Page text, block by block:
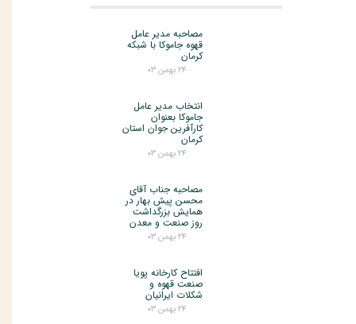
مصاحبه مدیر عامل
قهوه جاموکا با شبکه
کرمان
۲۴ بهمن ۰۳
انتخاب مدیر عامل
جاموکا بعنوان
کارآفرین جوان استان
کرمان
۲۴ بهمن ۰۳
مصاحبه جناب آقای
محسن پیش بهار در
همایش بزرگداشت
روز صنعت و معدن
۲۴ بهمن ۰۳
افتتاح کارخانه پویا
صنعت قهوه و
شکلات ایرانیان
۲۴ بهمن ۰۳